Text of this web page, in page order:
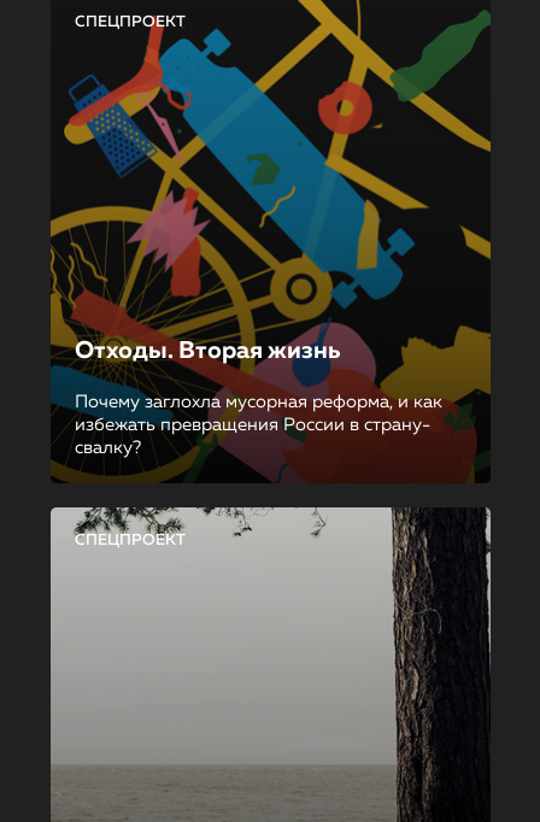
СПЕЦПРОЕКТ
Отходы. Вторая жизнь
Почему заглохла мусорная реформа, и как
избежать превращения России в страну-
свалку?
СПЕЦПРОЕКТ